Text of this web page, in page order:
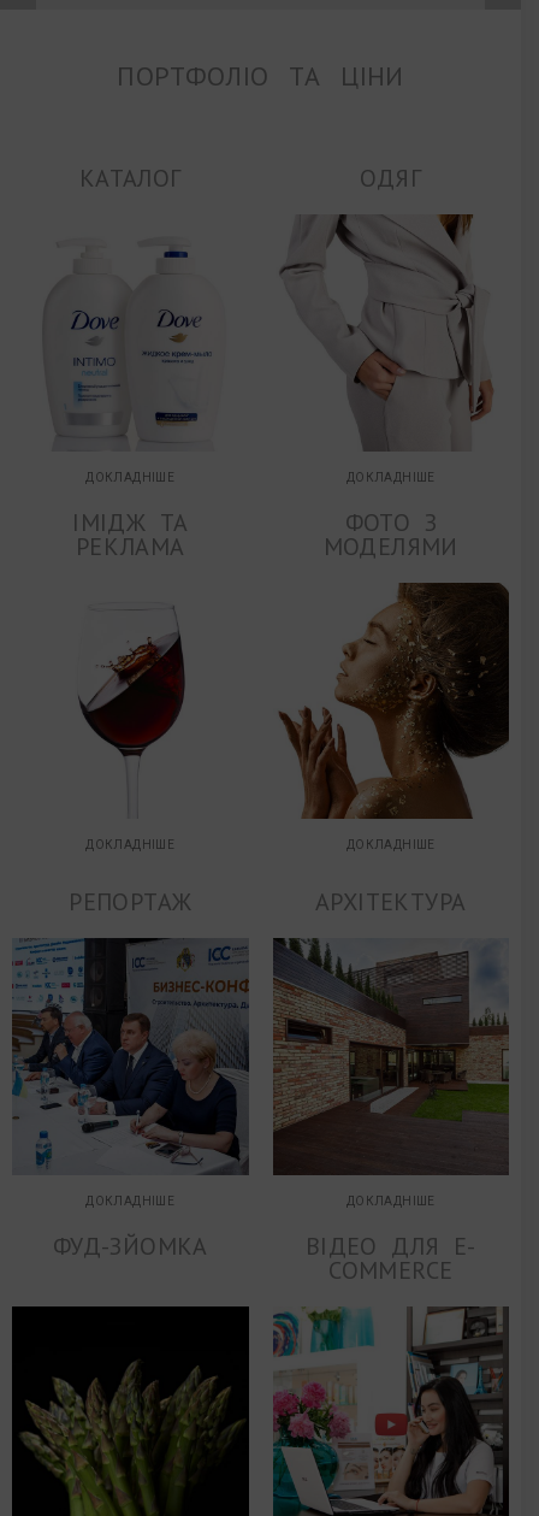
ПОРТФОЛІО ТА ЦІНИ
КАТАЛОГ
ДОКЛАДНІШЕ
ОДЯГ
ДОКЛАДНІШЕ
ІМІДЖ ТА
РЕКЛАМА
ДОКЛАДНІШЕ
ФОТО З
МОДЕЛЯМИ
ДОКЛАДНІШЕ
РЕПОРТАЖ
ДОКЛАДНІШЕ
АРХІТЕКТУРА
ДОКЛАДНІШЕ
ФУД-ЗЙОМКА ВІДЕО ДЛЯ E-
COMMERCE